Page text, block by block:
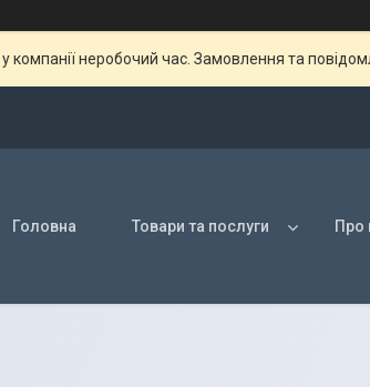
компанії неробочий час. Замовлення та
Головна Товари та послуги Про